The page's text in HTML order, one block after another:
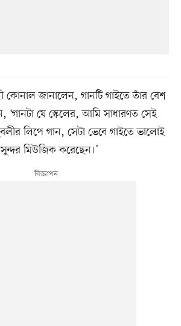
কোনাল জানালেন, গানটি গাইতে তাঁর বেশ
‘গানটা যে স্কেলের, আমি সাধারণত সেই
লিপে গান, সেটা ভেবে গাইতে ভালোই
মিউজিক করেছেন।’